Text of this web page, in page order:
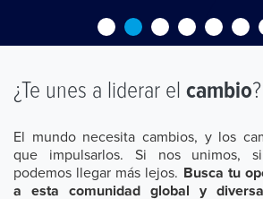
¿Te unes a liderar el cambio?
El mundo necesita cambios, y los
que impulsarlos. Si nos unimos,
podemos llegar más lejos.
Busca tu
a esta comunidad global y